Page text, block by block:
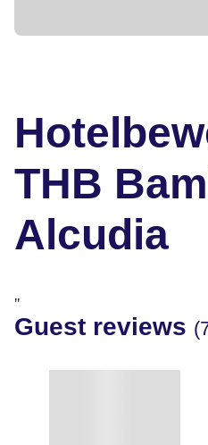
THB
Alcudia
"
Guest reviews